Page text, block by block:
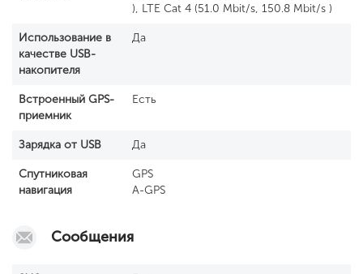
), LTE Cat 4 (51.0 Mbit/s, 150.8 Mbit/s )
Использование в
качестве USB-
накопителя
Да
Встроенный GРS-
приемник
Есть
Зарядка от USB Да
Спутниковая
навигация
GPS
A-GPS
Сообщения